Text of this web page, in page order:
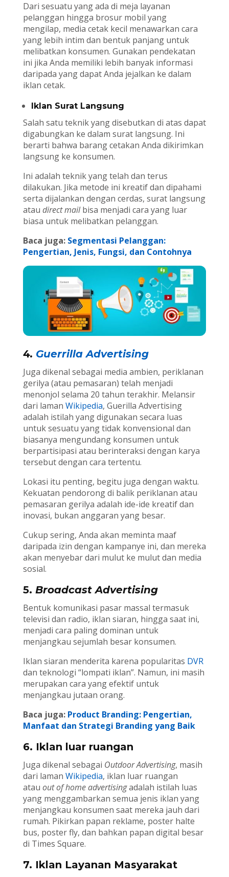
Dari sesuatu yang ada di meja layanan
pelanggan hingga brosur mobil yang
mengilap, media cetak kecil menawarkan cara
yang lebih intim dan bentuk panjang untuk
melibatkan konsumen. Gunakan pendekatan
ini jika Anda memiliki lebih banyak informasi
daripada yang dapat Anda jejalkan ke dalam
iklan cetak.
Iklan Surat Langsung
Salah satu teknik yang disebutkan di atas dapat
digabungkan ke dalam surat langsung. Ini
berarti bahwa barang cetakan Anda dikirimkan
langsung ke konsumen.
Ini adalah teknik yang telah dan terus
dilakukan. Jika metode ini kreatif dan dipahami
serta dijalankan dengan cerdas, surat langsung
atau direct mailbisa menjadi cara yang luar
biasa untuk melibatkan pelanggan.
Baca juga: Segmentasi Pelanggan:
Pengertian, Jenis, Fungsi, dan Contohnya
4. Guerrilla Advertising
Juga dikenal sebagai media ambien, periklanan
gerilya (atau pemasaran) telah menjadi
menonjol selama 20 tahun terakhir. Melansir
dari laman Wikipedia, Guerilla Advertising
adalah istilah yang digunakan secara luas
untuk sesuatu yang tidak konvensional dan
biasanya mengundang konsumen untuk
berpartisipasi atau berinteraksi dengan karya
tersebut dengan cara tertentu.
Lokasi itu penting, begitu juga dengan waktu.
Kekuatan pendorong di balik periklanan atau
pemasaran gerilya adalah ide-ide kreatif dan
inovasi, bukan anggaran yang besar.
Cukup sering, Anda akan meminta maaf
daripada izin dengan kampanye ini, dan mereka
akan menyebar dari mulut ke mulut dan media
sosial.
5. Broadcast Advertising
Bentuk komunikasi pasar massal termasuk
televisi dan radio, iklan siaran, hingga saat ini,
menjadi cara paling dominan untuk
menjangkau sejumlah besar konsumen.
Iklan siaran menderita karena popularitas DVR
dan teknologi “lompati iklan”. Namun, ini masih
merupakan cara yang efektif untuk
menjangkau jutaan orang.
Baca juga: Product Branding: Pengertian,
Manfaat dan Strategi Branding yang Baik
6. Iklan luar ruangan
Juga dikenal sebagai Outdoor Advertising, masih
dari laman Wikipedia, iklan luar ruangan
atau out of home advertisingadalah istilah luas
yang menggambarkan semua jenis iklan yang
menjangkau konsumen saat mereka jauh dari
rumah. Pikirkan papan reklame, poster halte
bus, poster fly, dan bahkan papan digital besar
di Times Square.
7. Iklan Layanan Masyarakat